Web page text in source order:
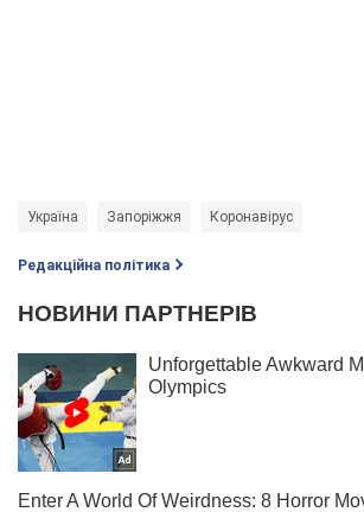
Україна Запоріжжя Коронавірус
Редакційна політика